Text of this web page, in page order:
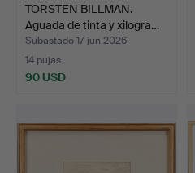
TORSTEN BILLMAN.
Aguada de tinta y xilogra…
Subastado 17 jun 2026
14 pujas
90 USD